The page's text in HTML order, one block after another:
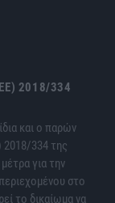
2018/334
και ο παρών
2018/334 της
για την
στο
το δικαίωμα να